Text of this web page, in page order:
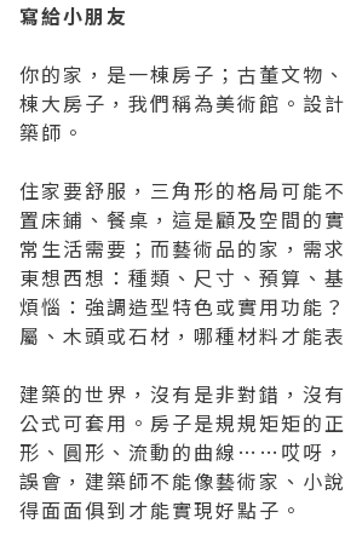
寫給小朋友
你的家，是一棟房子；古董文物
棟大房子，我們稱為美術館。設
築師。
住家要舒服，三角形的格局可能
置床鋪、餐桌，這是顧及空間的
常生活需要；而藝術品的家，需
東想西想：種類、尺寸、預算、
煩惱：強調造型特色或實用功能
屬、木頭或石材，哪種材料才能
建築的世界，沒有是非對錯，沒
公式可套用。房子是規規矩矩的
形、圓形、流動的曲線……哎呀
誤會，建築師不能像藝術家、小
得面面俱到才能實現好點子。